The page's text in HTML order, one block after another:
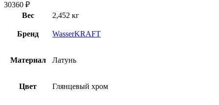
30360 ₽
Вес
2,452 кг
Бренд WasserKRAFT
Материал Латунь
Цвет Глянцевый хром